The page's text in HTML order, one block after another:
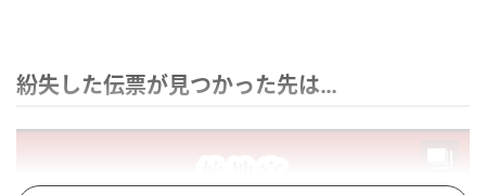
紛失した伝票が見つかった先は…